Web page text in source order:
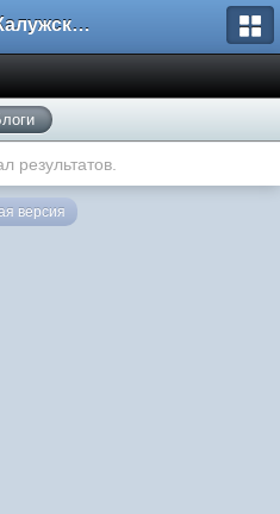
Блоги Калужского перекрестка
результатов.
версия